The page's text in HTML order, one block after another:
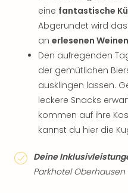
eine fantastische
Abgerundet wird
an erlesenen
Den aufregenden
der gemütlichen
ausklingen lassen.
leckere Snacks
kommen auf ihre
kannst du hier die
Deine
Parkhotel